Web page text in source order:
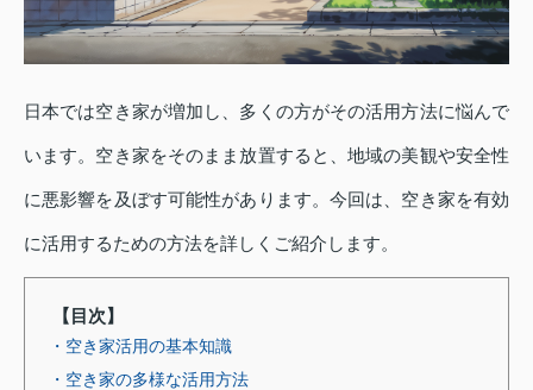
日本では空き家が増加し、多くの方がその活用方法に悩んで
います。空き家をそのまま放置すると、地域の美観や安全性
に悪影響を及ぼす可能性があります。今回は、空き家を有効
に活用するための方法を詳しくご紹介します。
【目次】
・空き家活用の基本知識
・空き家の多様な活用方法